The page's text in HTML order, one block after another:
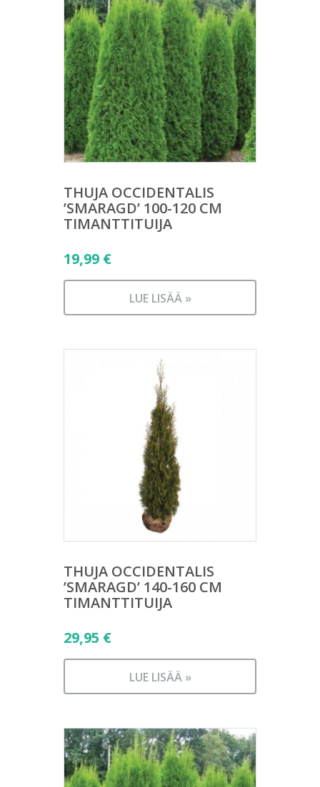
THUJA OCCIDENTALIS
’SMARAGD’ 100-120 CM
TIMANTTITUIJA
19,99 €
LUE LISÄÄ »
THUJA OCCIDENTALIS
’SMARAGD’ 140-160 CM
TIMANTTITUIJA
29,95 €
LUE LISÄÄ »